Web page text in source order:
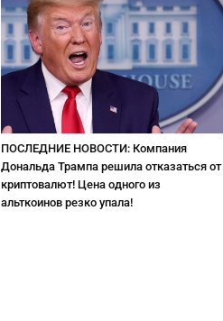
ПОСЛЕДНИЕ НОВОСТИ: Компания
Дональда Трампа решила отказаться от
криптовалют! Цена одного из
альткоинов резко упала!